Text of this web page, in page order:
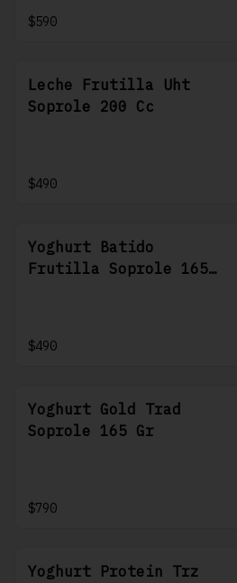
$590
Leche Frutilla Uht
Soprole 200 Cc
$490
Yoghurt Batido
Frutilla Soprole 165
$490
Yoghurt Gold Trad
Soprole 165 Gr
$790
Yoghurt Protein Trz